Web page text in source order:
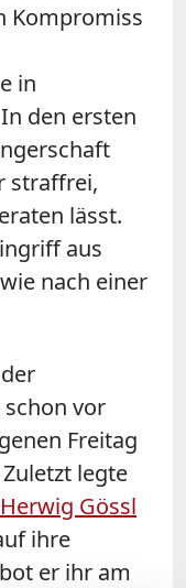
Kompromiss
in
den ersten
straffrei,
lässt.
aus
nach einer
vor
Freitag
legte
Gössl
ihre
er ihr am